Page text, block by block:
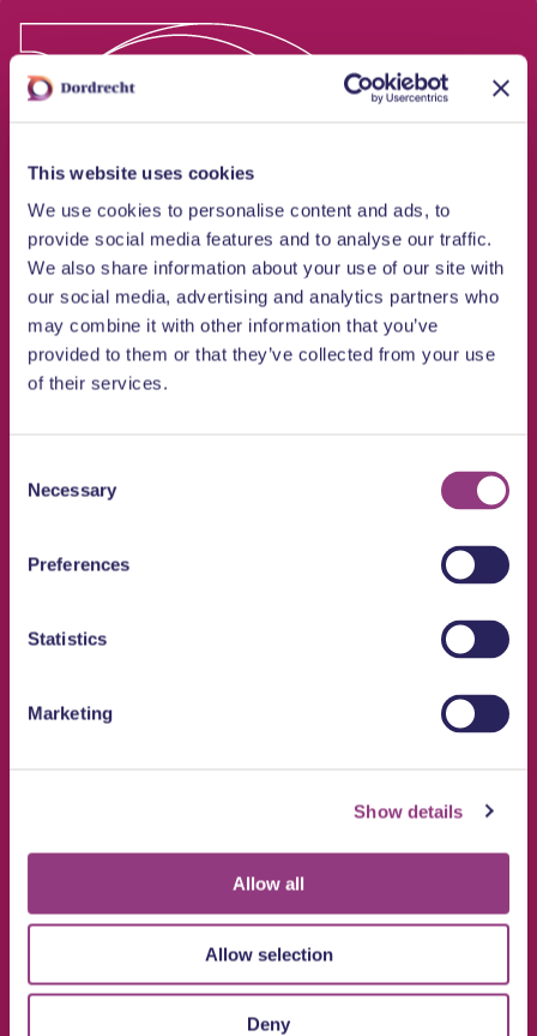
This website uses cookies
We use cookies to personalise content and ads, to
provide social media features and to analyse our traffic.
We also share information about your use of our site with
our social media, advertising and analytics partners who
may combine it with other information that you’ve
provided to them or that they’ve collected from your use
of their services.
Selection
Necessary
Preferences
Statistics
Marketing
Show details
Allow all
Allow selection
Deny
Natuur
Water